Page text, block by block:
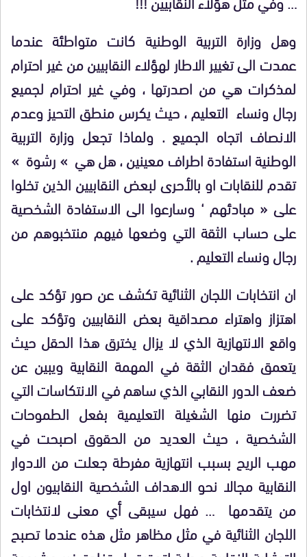
وهل وزارة التربية الوطنية كانت متواطئة عندما
عمدت الى تغيير الاطار لهؤلاء النقابيين من غير احترام
لمذكرات هي من اصدرتها ، وفي غير احترام لجميع
رجال ونساء التعليم ، حيث يكرس منطق التحيز وعدم
الانصاف اتجاه الجميع . ولماذا تجعل وزارة التربية
الوطنية استفادة اطراف معينين ، هل هي » رشوة »
تقدم للنقابات او بالأحرى لبعض النقابيين الذين تخلوا
على « مبادئهم ‘ وسارعوا الى الاستفادة الشخصية
على حساب الثقة التي وضعها فيهم منتخبوهم من
رجال ونساء التعليم .
ان انتخابات اللجان الثنائية تكشف عن صور تؤكد على
اهتزاز واهتراء مصداقية بعض النقابيين وتؤكد على
واقع الانتهازية الذي لا يزال يخترق هذا الحقل حيث
يتعمق فقدان الثقة في المهمة النقابية ويبين عن
ضعف الدور النقابي الذي ساهم في الانتكاسات التي
تضررت منها الشغيلة التعليمية بفعل الطموحات
الشخصية ، حيث العديد من الحقوق اصبحت في
مهب الريح بسبب انتهازية مفرطة جعلت من الادوار
النقابية مجالا نحو الاهداف الشخصية النقابيون اول
من يتقدمها … فهل سيبقى أي معنى لانتخابات
اللجان الثنائية في مثل مظاهر مثل هذه عندما تصبح